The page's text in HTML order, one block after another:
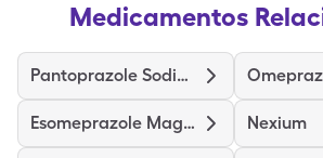
Medicamentos
Pantoprazole Sodium
Esomeprazole Magnesium Nexium